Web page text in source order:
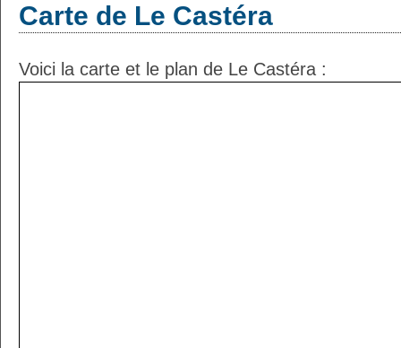
Carte de Le Castéra
Voici la carte et le plan de Le Castéra :